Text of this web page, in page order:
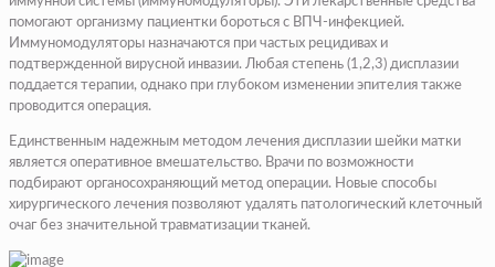
помогают организму пациентки бороться с ВПЧ-инфекцией.
Иммуномодуляторы назначаются при частых рецидивах и
подтвержденной вирусной инвазии. Любая степень (1,2,3) дисплазии
поддается терапии, однако при глубоком изменении эпителия также
проводится операция.
Единственным надежным методом лечения дисплазии шейки матки
является оперативное вмешательство. Врачи по возможности
подбирают органосохраняющий метод операции. Новые способы
хирургического лечения позволяют удалять патологический клеточный
очаг без значительной травматизации тканей.